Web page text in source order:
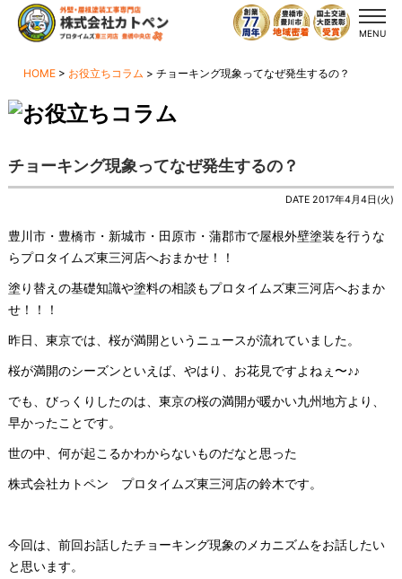
MENU
HOME > お役立ちコラム >チョーキング現象ってなぜ発生するの？
チョーキング現象ってなぜ発生するの？
DATE 2017年4月4日(火)
豊川市・豊橋市・新城市・田原市・蒲郡市で屋根外壁塗装を行うな
らプロタイムズ東三河店へおまかせ！！
塗り替えの基礎知識や塗料の相談もプロタイムズ東三河店へおまか
せ！！！
昨日、東京では、桜が満開というニュースが流れていました。
桜が満開のシーズンといえば、やはり、お花見ですよねぇ〜♪♪
でも、びっくりしたのは、東京の桜の満開が暖かい九州地方より、
早かったことです。
世の中、何が起こるかわからないものだなと思った
株式会社カトペン プロタイムズ東三河店の鈴木です。
今回は、前回お話したチョーキング現象のメカニズムをお話したい
と思います。